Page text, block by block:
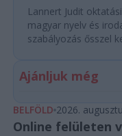
Lannert Judit
magyar nyelv és
szabályozás ősszel
Ajánljuk még
BELFÖLD 2026.
Online felületen